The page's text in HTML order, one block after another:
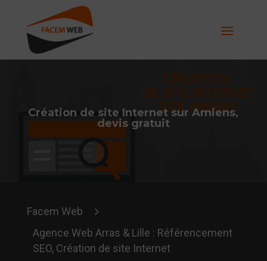
Création de site Internet sur Amiens,
devis gratuit
Facem Web 5
Agence Web Arras & Lille : Référencement
SEO, Création de site Internet